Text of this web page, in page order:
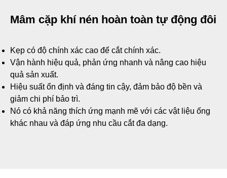
Mâm cặp khí nén hoàn toàn tự động đôi
Kẹp có độ chính xác cao để cắt chính xác.
Vận hành hiệu quả, phản ứng nhanh và nâng cao hiệu
quả sản xuất.
Hiệu suất ổn định và đáng tin cậy, đảm bảo độ bền và
giảm chi phí bảo trì.
Nó có khả năng thích ứng mạnh mẽ với các vật liệu ống
khác nhau và đáp ứng nhu cầu cắt đa dạng.